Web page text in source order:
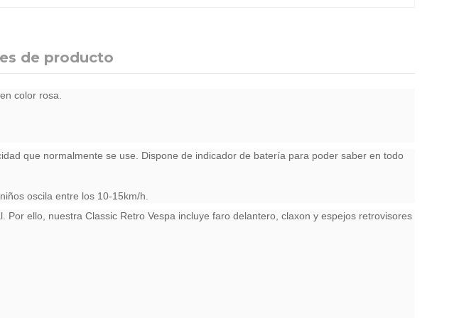
de producto
color rosa.
que normalmente se use. Dispone de indicador de batería para poder saber en todo
oscila entre los 10-15km/h.
ello, nuestra Classic Retro Vespa incluye faro delantero, claxon y espejos retrovisores